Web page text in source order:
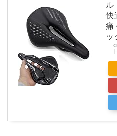
ル
快
痛
ッ